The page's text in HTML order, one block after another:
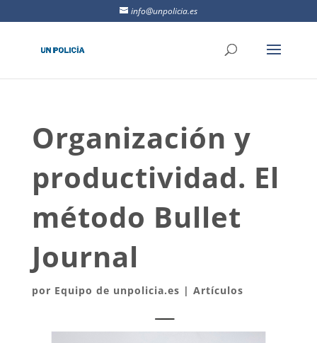
info@unpolicia.es
Organización y
productividad. El
método Bullet
Journal
por Equipo de unpolicia.es | Artículos